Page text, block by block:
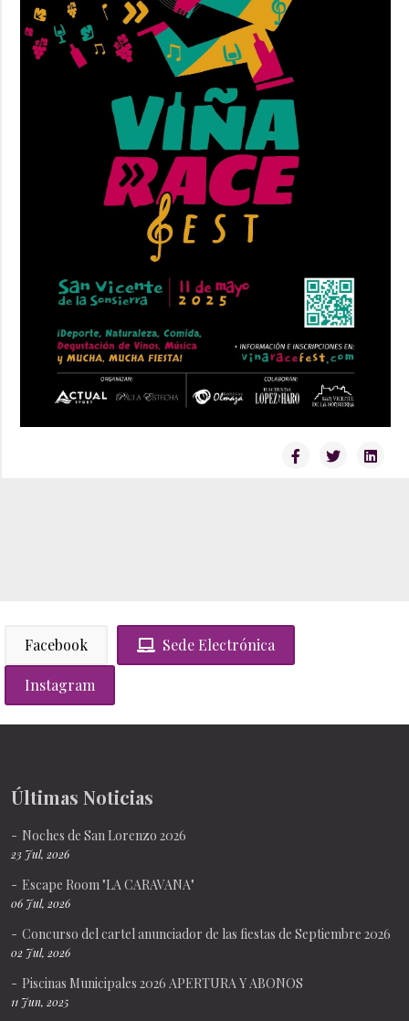
Facebook Sede Electrónica
Instagram
Últimas Noticias
Noches de San Lorenzo 2026
23 Jul, 2026
Escape Room "LA CARAVANA"
06 Jul, 2026
Concurso del cartel anunciador de las fiestas de Septiembre 2026
02 Jul, 2026
Piscinas Municipales 2026 APERTURA Y ABONOS
11 Jun, 2025